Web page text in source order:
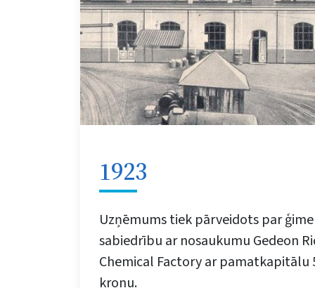
1923
Uzņēmums tiek pārveidots par
sabiedrību ar nosaukumu Gedeon
Chemical Factory ar pamatkapitālu
kronu.